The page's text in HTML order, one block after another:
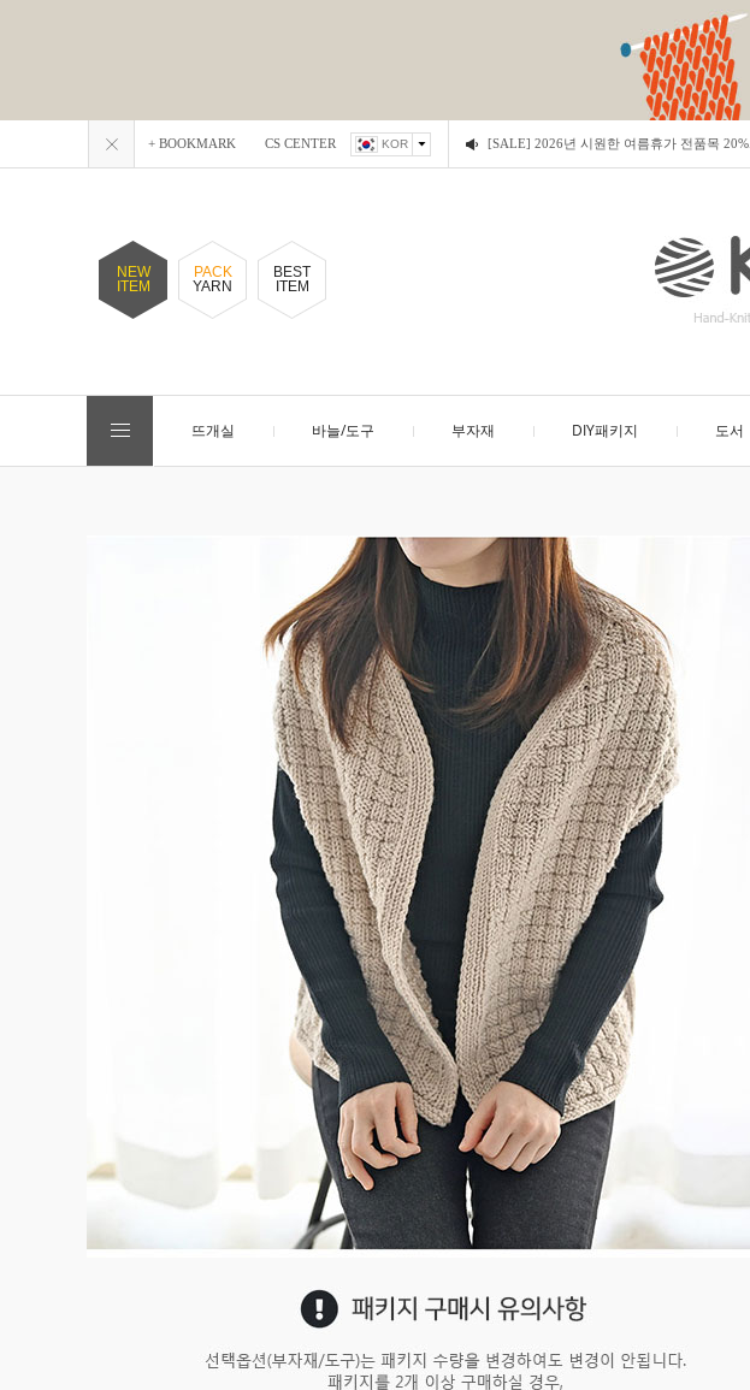
+ BOOKMARK CS CENTER KOR [SALE] 2026년 시원한 여름휴가 전품목 20%..
NEW
ITEM
PACK
YARN
BEST
ITEM
뜨개실 바늘/도구 부자재 DIY패키지 도서